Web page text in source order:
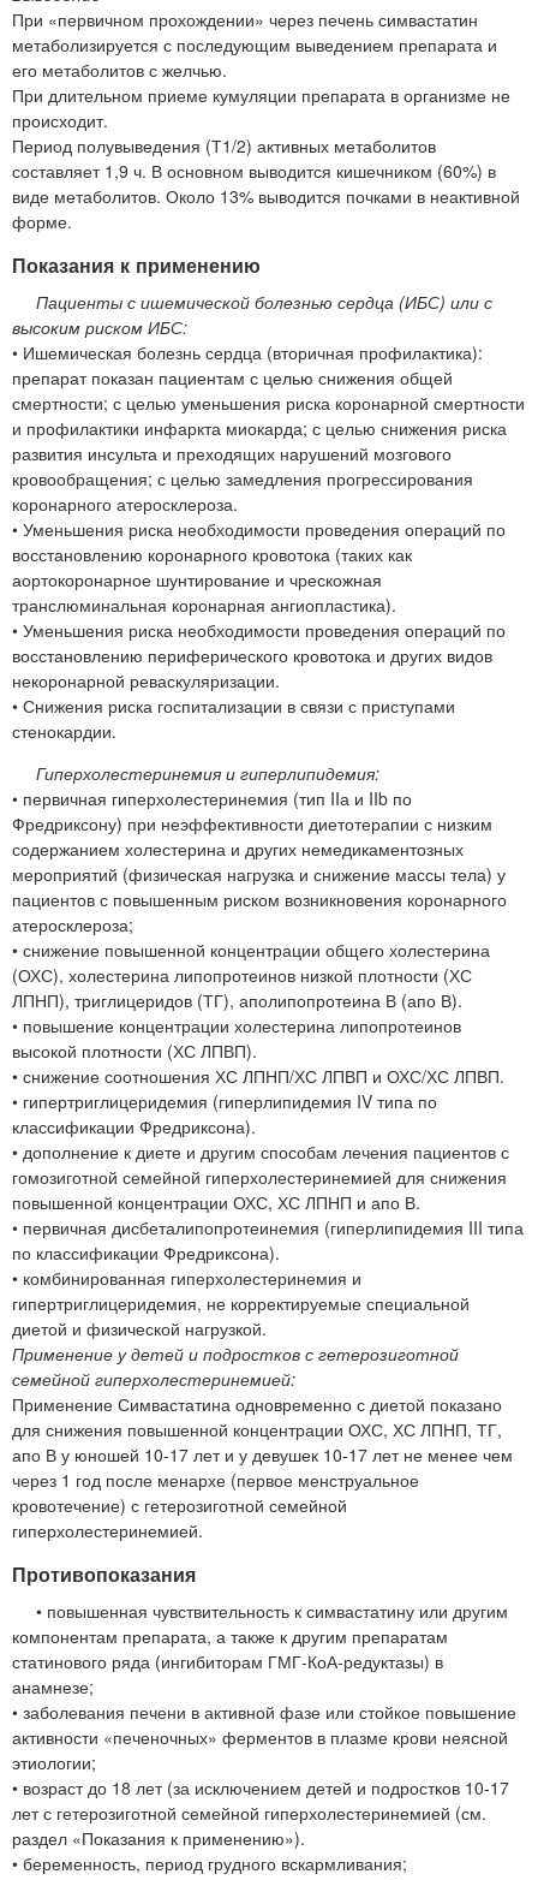
При «первичном прохождении» через печень симвастатин
метаболизируется с последующим выведением препарата и
его метаболитов с желчью.
При длительном приеме кумуляции препарата в организме не
происходит.
Период полувыведения (Т1/2) активных метаболитов
составляет 1,9 ч. В основном выводится кишечником (60%) в
виде метаболитов. Около 13% выводится почками в неактивной
форме.
Показания к применению
Пациенты с ишемической болезнью сердца (ИБС) или с
высоким риском ИБС:
• Ишемическая болезнь сердца (вторичная профилактика):
препарат показан пациентам с целью снижения общей
смертности; с целью уменьшения риска коронарной смертности
и профилактики инфаркта миокарда; с целью снижения риска
развития инсульта и преходящих нарушений мозгового
кровообращения; с целью замедления прогрессирования
коронарного атеросклероза.
• Уменьшения риска необходимости проведения операций по
восстановлению коронарного кровотока (таких как
аортокоронарное шунтирование и чрескожная
транслюминальная коронарная ангиопластика).
• Уменьшения риска необходимости проведения операций по
восстановлению периферического кровотока и других видов
некоронарной реваскуляризации.
• Снижения риска госпитализации в связи с приступами
стенокардии.
Гиперхолестеринемия и гиперлипидемия:
• первичная гиперхолестеринемия (тип IIа и IIb по
Фредриксону) при неэффективности диетотерапии с низким
содержанием холестерина и других немедикаментозных
мероприятий (физическая нагрузка и снижение массы тела) у
пациентов с повышенным риском возникновения коронарного
атеросклероза;
• снижение повышенной концентрации общего холестерина
(ОХС), холестерина липопротеинов низкой плотности (ХС
ЛПНП), триглицеридов (ТГ), аполипопротеина В (апо В).
• повышение концентрации холестерина липопротеинов
высокой плотности (ХС ЛПВП).
• снижение соотношения ХС ЛПНП/ХС ЛПВП и ОХС/ХС ЛПВП.
• гипертриглицеридемия (гиперлипидемия IV типа по
классификации Фредриксона).
• дополнение к диете и другим способам лечения пациентов с
гомозиготной семейной гиперхолестеринемией для снижения
повышенной концентрации ОХС, ХС ЛПНП и апо В.
• первичная дисбеталипопротеинемия (гиперлипидемия III типа
по классификации Фредриксона).
• комбинированная гиперхолестеринемия и
гипертриглицеридемия, не корректируемые специальной
диетой и физической нагрузкой.
Применение у детей и подростков с гетерозиготной
семейной гиперхолестеринемией:
Применение Симвастатина одновременно с диетой показано
для снижения повышенной концентрации ОХС, ХС ЛПНП, ТГ,
апо В у юношей 10-17 лет и у девушек 10-17 лет не менее чем
через 1 год после менархе (первое менструальное
кровотечение) с гетерозиготной семейной
гиперхолестеринемией.
Противопоказания
• повышенная чувствительность к симвастатину или другим
компонентам препарата, а также к другим препаратам
статинового ряда (ингибиторам ГМГ-КоА-редуктазы) в
анамнезе;
• заболевания печени в активной фазе или стойкое повышение
активности «печеночных» ферментов в плазме крови неясной
этиологии;
• возраст до 18 лет (за исключением детей и подростков 10-17
лет с гетерозиготной семейной гиперхолестеринемией (см.
раздел «Показания к применению»).
• беременность, период грудного вскармливания;